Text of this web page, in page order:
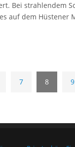
Bei strahlendem
auf dem Hüstener
7 8 9